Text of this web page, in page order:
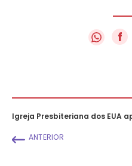
f
Igreja Presbiteriana dos EUA
ANTERIOR